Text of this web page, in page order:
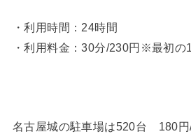
・利用時間：24時間
・利用料金：30分/230円※最初の
名古屋城の駐車場は520台 180円